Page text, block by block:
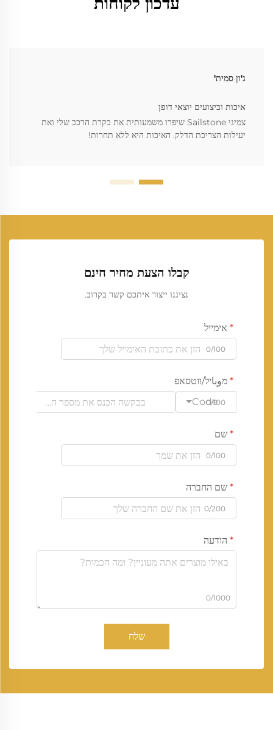
ג'ון סמית'
איכות וביצועים יוצאי דופן
צמיגי Sailstone שיפרו משמעותית את בקרת הרכב שלי ואת
יעילות הצריכת הדלק. האיכות היא ללא תחרות!
קבלו הצעת מחיר חינם
נציגנו ייצור איתכם קשר בקרוב.
אימייל
0/100
מوباיל/ווטסאפ
Code
0/100
שם
0/100
שם החברה
0/200
הודעה
0/1000
שלח